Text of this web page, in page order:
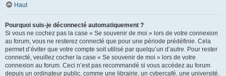
Haut
Pourquoi suis-je déconnecté automatiquement ?
Si vous ne cochez pas la case « Se souvenir de moi » lors de votre connexion
au forum, vous ne resterez connecté que pour une période prédéfinie. Cela
permet d’éviter que votre compte soit utilisé par quelqu’un d’autre. Pour rester
connecté, veuillez cocher la case « Se souvenir de moi » lors de votre
connexion au forum. Ceci n’est pas recommandé si vous accédez au forum
depuis un ordinateur public, comme une librairie, un cybercafé, une université,